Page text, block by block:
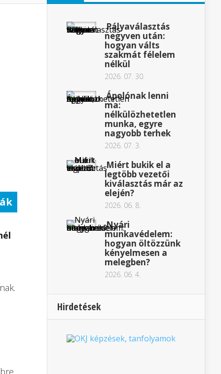
Pályaválasztás
negyven után:
hogyan válts
szakmát félelem
nélkül
2026. 07. 30.
Ápolónak lenni
ma:
nélkülözhetetlen
munka, egyre
nagyobb terhek
2026. 07. 3.
Miért bukik el a
legtöbb vezetői
kiválasztás már az
elején?
2026. 06. 8.
Nyári
munkavédelem:
hogyan öltözzünk
kényelmesen a
melegben?
2026. 06. 4.
Hirdetések